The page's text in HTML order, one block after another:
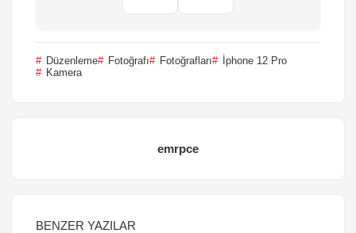
Düzenleme Fotoğrafı Fotoğrafları
İphone 12 Pro
Kamera
emrpce
BENZER YAZILAR